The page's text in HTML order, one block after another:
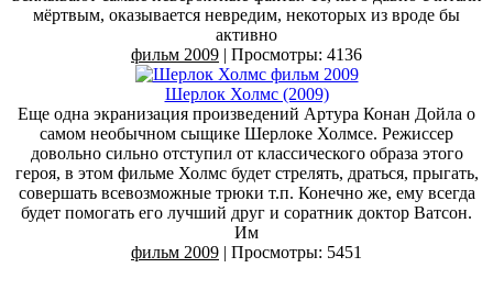
мёртвым, оказывается невредим, некоторых из вроде бы
активно
фильм 2009 | Просмотры: 4136
Шерлок Холмс (2009)
Еще одна экранизация произведений Артура Конан Дойла о
самом необычном сыщике Шерлоке Холмсе. Режиссер
довольно сильно отступил от классического образа этого
героя, в этом фильме Холмс будет стрелять, драться, прыгать,
совершать всевозможные трюки т.п. Конечно же, ему всегда
будет помогать его лучший друг и соратник доктор Ватсон.
Им
фильм 2009 | Просмотры: 5451